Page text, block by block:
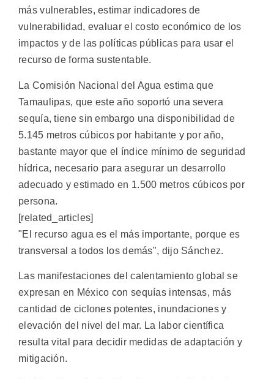
más vulnerables, estimar indicadores de
vulnerabilidad, evaluar el costo económico de los
impactos y de las políticas públicas para usar el
recurso de forma sustentable.
La Comisión Nacional del Agua estima que
Tamaulipas, que este año soportó una severa
sequía, tiene sin embargo una disponibilidad de
5.145 metros cúbicos por habitante y por año,
bastante mayor que el índice mínimo de seguridad
hídrica, necesario para asegurar un desarrollo
adecuado y estimado en 1.500 metros cúbicos por
persona.
[related_articles]
"El recurso agua es el más importante, porque es
transversal a todos los demás", dijo Sánchez.
Las manifestaciones del calentamiento global se
expresan en México con sequías intensas, más
cantidad de ciclones potentes, inundaciones y
elevación del nivel del mar. La labor científica
resulta vital para decidir medidas de adaptación y
mitigación.